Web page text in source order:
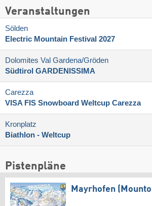
Veranstaltungen
Sölden
Electric Mountain Festival 2027
Dolomites Val Gardena/​Gröden
Südtirol GARDENISSIMA
Carezza
VISA FIS Snowboard Weltcup Carezza
Kronplatz
Biathlon - Weltcup
Pistenpläne
Mayrhofen